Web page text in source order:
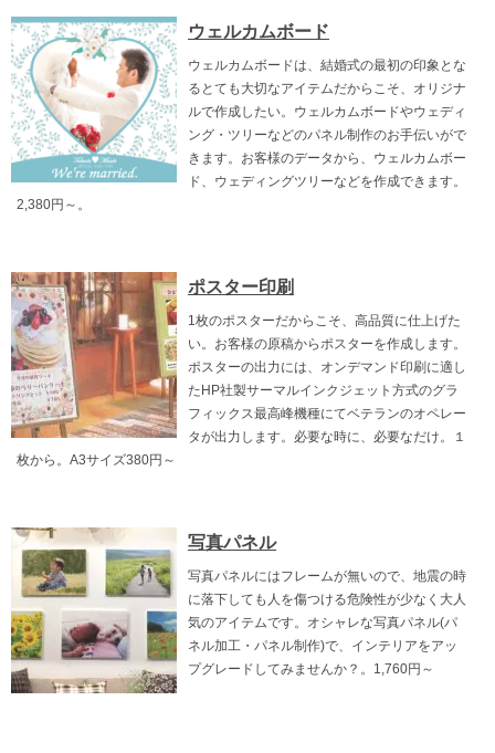
ウェルカムボード
ウェルカムボードは、結婚式の最初の印象とな
るとても大切なアイテムだからこそ、オリジナ
ルで作成したい。ウェルカムボードやウェディ
ング・ツリーなどのパネル制作のお手伝いがで
きます。お客様のデータから、ウェルカムボー
ド、ウェディングツリーなどを作成できます。
2,380円～。
ポスター印刷
1枚のポスターだからこそ、高品質に仕上げた
い。お客様の原稿からポスターを作成します。
ポスターの出力には、オンデマンド印刷に適し
たHP社製サーマルインクジェット方式のグラ
フィックス最高峰機種にてベテランのオペレー
タが出力します。必要な時に、必要なだけ。１
枚から。A3サイズ380円～
写真パネル
写真パネルにはフレームが無いので、地震の時
に落下しても人を傷つける危険性が少なく大人
気のアイテムです。オシャレな写真パネル(パ
ネル加工・パネル制作)で、インテリアをアッ
プグレードしてみませんか？。1,760円～